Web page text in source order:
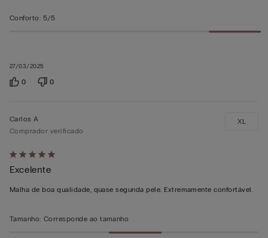
27/03/2025
Conforto: 5/5
0 0
Atribuiu
5
em
Carlos A
Comprador verificado
Excelente
Malha de boa qualidade, quase segunda pele. Extremamente confortável.
XL
Tamanho: Corresponde ao tamanho